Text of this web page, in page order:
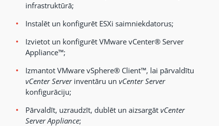
infrastruktūrā;
Instalēt un konfigurēt ESXi saimniekdatorus;
Izvietot un konfigurēt VMware vCenter® Server
Appliance™;
Izmantot VMware vSphere® Client™, lai pārvaldītu
vCenter Serverinventāru un vCenter Server
konfigurāciju;
Pārvaldīt, uzraudzīt, dublēt un aizsargāt vCenter
Server Appliance;